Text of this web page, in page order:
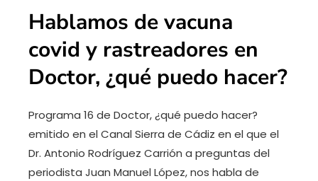
Hablamos de vacuna
covid y rastreadores en
Doctor, ¿qué puedo hacer?
Programa 16 de Doctor, ¿qué puedo hacer?
emitido en el Canal Sierra de Cádiz en el que el
Dr. Antonio Rodríguez Carrión a preguntas del
periodista Juan Manuel López, nos habla de